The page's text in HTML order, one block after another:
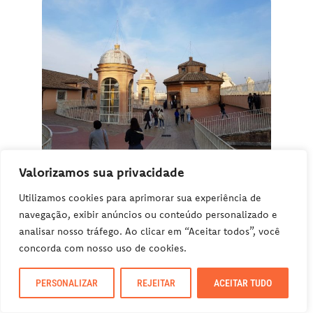
Valorizamos sua privacidade
Utilizamos cookies para aprimorar sua experiência de
navegação, exibir anúncios ou conteúdo personalizado e
analisar nosso tráfego. Ao clicar em “Aceitar todos”, você
concorda com nosso uso de cookies.
PERSONALIZAR REJEITAR ACEITAR TUDO
Terraço
A subida do segundo trecho começa aqui e
a descida também retorna para este lugar.
Então, você pode optar por fazer a visita ao
terraço neste primeiro momento, ou
somente depois, ao retornar do topo da